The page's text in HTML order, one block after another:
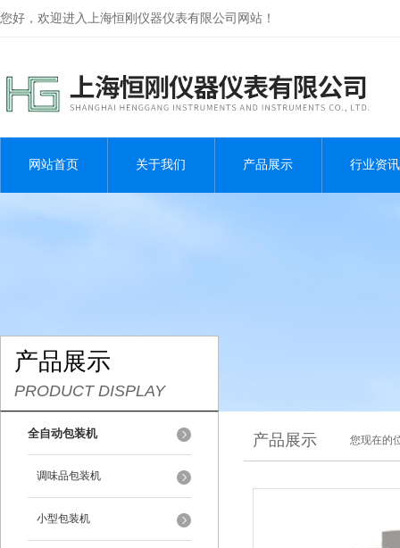
您好，欢迎进入上海恒刚仪器仪表有限公司网站！
网站首页 关于我们 产品展示 行业资讯
产品展示
PRODUCT DISPLAY
全自动包装机
调味品包装机
小型包装机
产品展示 您现在的